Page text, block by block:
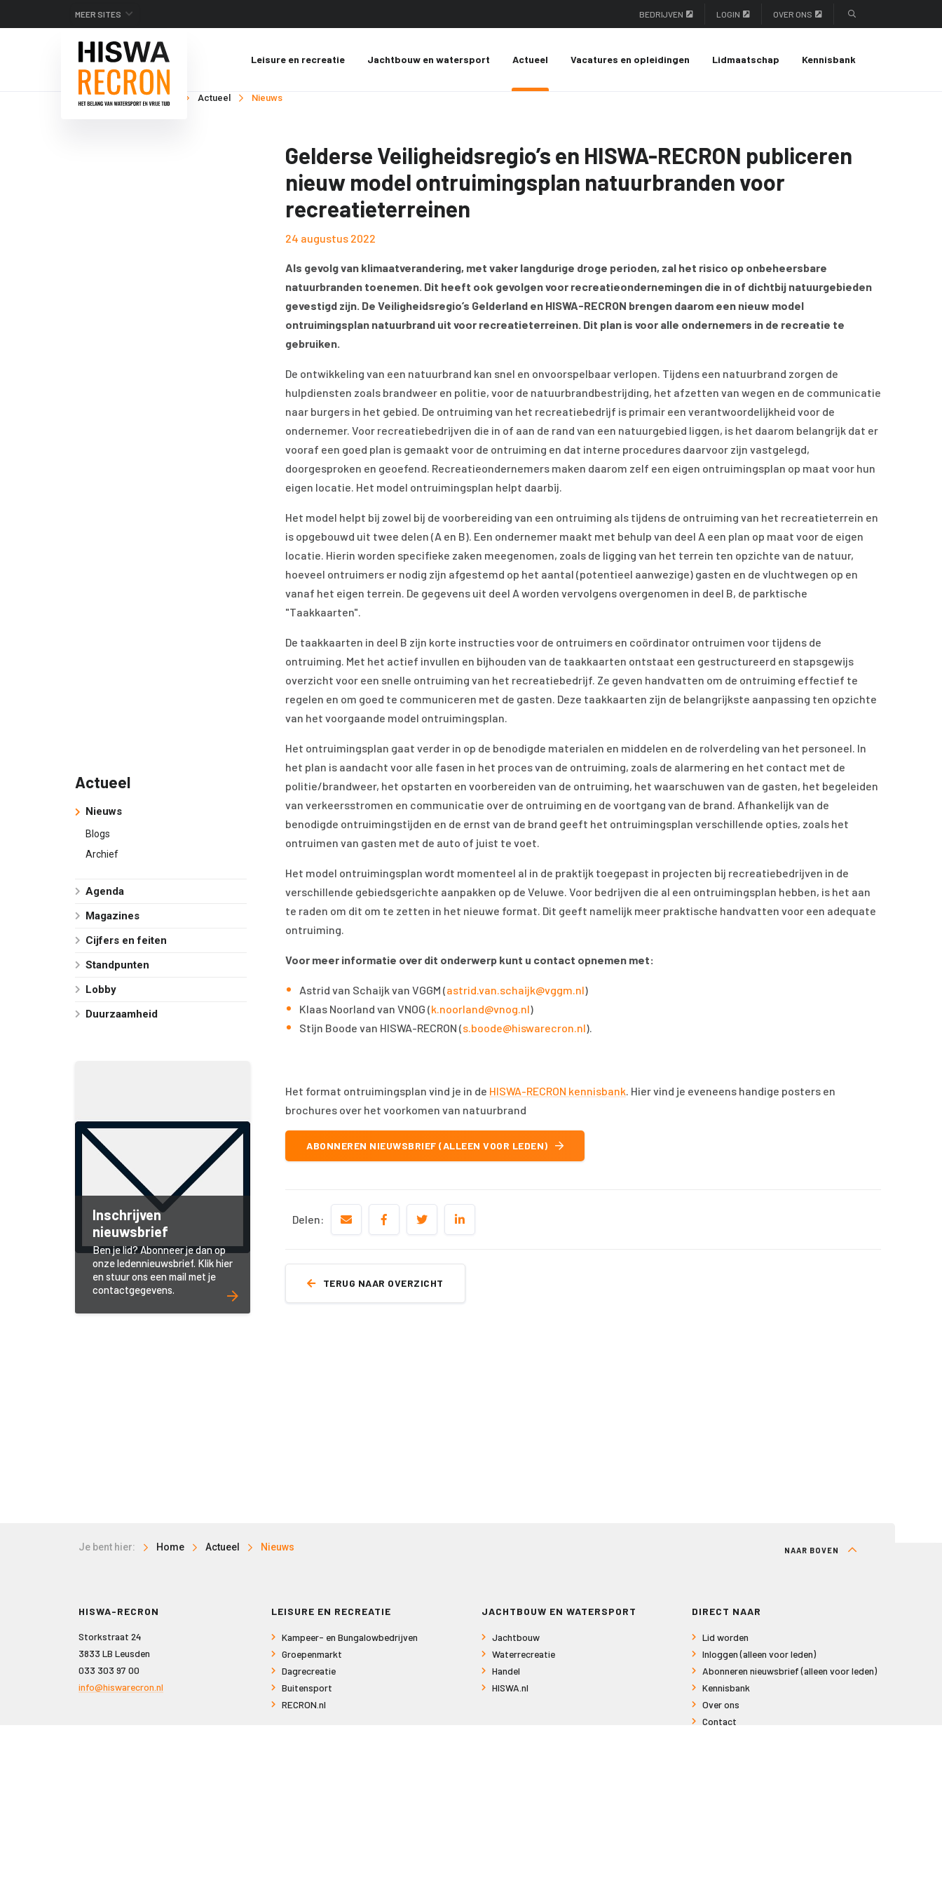
MEER SITES BEDRIJVEN LOGIN OVER ONS
Leisure en recreatie Jachtbouw en watersport Actueel Vacatures en opleidingen Lidmaatschap Kennisbank
Je bent hier: Home Actueel Nieuws
Gelderse Veiligheidsregio’s en HISWA-RECRON publiceren
nieuw model ontruimingsplan natuurbranden voor
recreatieterreinen
24 augustus 2022
Als gevolg van klimaatverandering, met vaker langdurige droge perioden, zal het risico op onbeheersbare
natuurbranden toenemen. Dit heeft ook gevolgen voor recreatieondernemingen die in of dichtbij natuurgebieden
gevestigd zijn. De Veiligheidsregio’s Gelderland en HISWA-RECRON brengen daarom een nieuw model
ontruimingsplan natuurbrand uit voor recreatieterreinen. Dit plan is voor alle ondernemers in de recreatie te
gebruiken.
De ontwikkeling van een natuurbrand kan snel en onvoorspelbaar verlopen. Tijdens een natuurbrand zorgen de
hulpdiensten zoals brandweer en politie, voor de natuurbrandbestrijding, het afzetten van wegen en de communicatie
naar burgers in het gebied. De ontruiming van het recreatiebedrijf is primair een verantwoordelijkheid voor de
ondernemer. Voor recreatiebedrijven die in of aan de rand van een natuurgebied liggen, is het daarom belangrijk dat er
vooraf een goed plan is gemaakt voor de ontruiming en dat interne procedures daarvoor zijn vastgelegd,
doorgesproken en geoefend. Recreatieondernemers maken daarom zelf een eigen ontruimingsplan op maat voor hun
eigen locatie. Het model ontruimingsplan helpt daarbij.
Het model helpt bij zowel bij de voorbereiding van een ontruiming als tijdens de ontruiming van het recreatieterrein en
is opgebouwd uit twee delen (A en B). Een ondernemer maakt met behulp van deel A een plan op maat voor de eigen
locatie. Hierin worden specifieke zaken meegenomen, zoals de ligging van het terrein ten opzichte van de natuur,
hoeveel ontruimers er nodig zijn afgestemd op het aantal (potentieel aanwezige) gasten en de vluchtwegen op en
vanaf het eigen terrein. De gegevens uit deel A worden vervolgens overgenomen in deel B, de parktische
"Taakkaarten".
De taakkaarten in deel B zijn korte instructies voor de ontruimers en coördinator ontruimen voor tijdens de
ontruiming. Met het actief invullen en bijhouden van de taakkaarten ontstaat een gestructureerd en stapsgewijs
overzicht voor een snelle ontruiming van het recreatiebedrijf. Ze geven handvatten om de ontruiming effectief te
regelen en om goed te communiceren met de gasten. Deze taakkaarten zijn de belangrijkste aanpassing ten opzichte
van het voorgaande model ontruimingsplan.
Het ontruimingsplan gaat verder in op de benodigde materialen en middelen en de rolverdeling van het personeel. In
het plan is aandacht voor alle fasen in het proces van de ontruiming, zoals de alarmering en het contact met de
politie/brandweer, het opstarten en voorbereiden van de ontruiming, het waarschuwen van de gasten, het begeleiden
van verkeersstromen en communicatie over de ontruiming en de voortgang van de brand. Afhankelijk van de
benodigde ontruimingstijden en de ernst van de brand geeft het ontruimingsplan verschillende opties, zoals het
ontruimen van gasten met de auto of juist te voet.
Het model ontruimingsplan wordt momenteel al in de praktijk toegepast in projecten bij recreatiebedrijven in de
verschillende gebiedsgerichte aanpakken op de Veluwe. Voor bedrijven die al een ontruimingsplan hebben, is het aan
te raden om dit om te zetten in het nieuwe format. Dit geeft namelijk meer praktische handvatten voor een adequate
ontruiming.
Voor meer informatie over dit onderwerp kunt u contact opnemen met:
Astrid van Schaijk van VGGM (astrid.van.schaijk@vggm.nl)
Klaas Noorland van VNOG (k.noorland@vnog.nl)
Stijn Boode van HISWA-RECRON (s.boode@hiswarecron.nl).
Het format ontruimingsplan vind je in de HISWA-RECRON kennisbank. Hier vind je eveneens handige posters en
brochures over het voorkomen van natuurbrand
ABONNEREN NIEUWSBRIEF (ALLEEN VOOR LEDEN)
Delen:
TERUG NAAR OVERZICHT
Actueel
Nieuws
Blogs
Archief
Agenda
Magazines
Cijfers en feiten
Standpunten
Lobby
Duurzaamheid
Inschrijven
nieuwsbrief
Ben je lid? Abonneer je dan op
onze ledennieuwsbrief. Klik hier
en stuur ons een mail met je
contactgegevens.
Je bent hier: Home Actueel Nieuws NAAR BOVEN
HISWA-RECRON
Storkstraat 24
3833 LB Leusden
033 303 97 00
info@hiswarecron.nl
LEISURE EN RECREATIE
Kampeer- en Bungalowbedrijven
Groepenmarkt
Dagrecreatie
Buitensport
RECRON.nl
JACHTBOUW EN WATERSPORT
Jachtbouw
Waterrecreatie
Handel
HISWA.nl
DIRECT NAAR
Lid worden
Inloggen (alleen voor leden)
Abonneren nieuwsbrief (alleen voor leden)
Kennisbank
Over ons
Contact